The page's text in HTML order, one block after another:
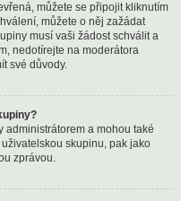
můžete se připojit kliknutím
můžete o něj zažádat
musí vaši žádost schválit a
nedotírejte na moderátora
své důvody.
administrátorem a mohou také
skupinu, pak jako
zprávou.